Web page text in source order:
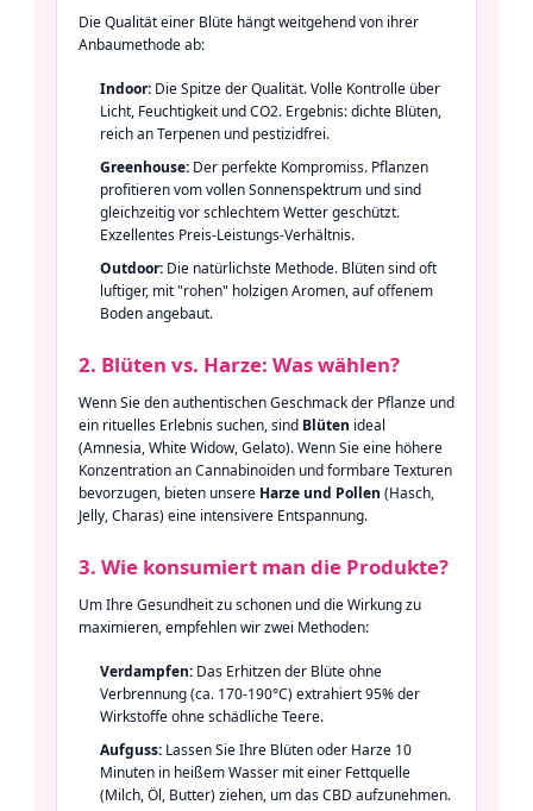
Die Qualität einer Blüte hängt weitgehend von ihrer
Anbaumethode ab:
Indoor: Die Spitze der Qualität. Volle Kontrolle über
Licht, Feuchtigkeit und CO2. Ergebnis: dichte Blüten,
reich an Terpenen und pestizidfrei.
Greenhouse: Der perfekte Kompromiss. Pflanzen
profitieren vom vollen Sonnenspektrum und sind
gleichzeitig vor schlechtem Wetter geschützt.
Exzellentes Preis-Leistungs-Verhältnis.
Outdoor: Die natürlichste Methode. Blüten sind oft
luftiger, mit "rohen" holzigen Aromen, auf offenem
Boden angebaut.
2. Blüten vs. Harze: Was wählen?
Wenn Sie den authentischen Geschmack der Pflanze und
ein rituelles Erlebnis suchen, sind Blüten ideal
(Amnesia, White Widow, Gelato). Wenn Sie eine höhere
Konzentration an Cannabinoiden und formbare Texturen
bevorzugen, bieten unsere Harze und Pollen (Hasch,
Jelly, Charas) eine intensivere Entspannung.
3. Wie konsumiert man die Produkte?
Um Ihre Gesundheit zu schonen und die Wirkung zu
maximieren, empfehlen wir zwei Methoden:
Verdampfen: Das Erhitzen der Blüte ohne
Verbrennung (ca. 170-190°C) extrahiert 95% der
Wirkstoffe ohne schädliche Teere.
Aufguss: Lassen Sie Ihre Blüten oder Harze 10
Minuten in heißem Wasser mit einer Fettquelle
(Milch, Öl, Butter) ziehen, um das CBD aufzunehmen.